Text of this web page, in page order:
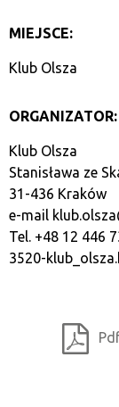
MIEJSCE:
Klub Olsza
ORGANIZATOR:
Klub Olsza
Stanisława ze
31-436 Kraków
e-mail
Tel. +48 12 446
3520-